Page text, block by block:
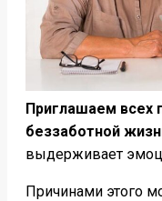
Приглашаем всех
беззаботной
выдерживает
Причинами этого